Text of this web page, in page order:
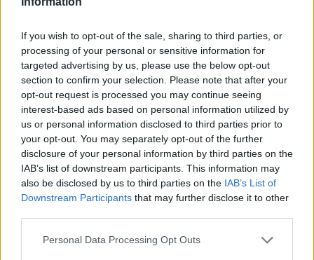
If you wish to opt-out of the sale, sharing to third parties, or
processing of your personal or sensitive information for
targeted advertising by us, please use the below opt-out
section to confirm your selection. Please note that after your
opt-out request is processed you may continue seeing
interest-based ads based on personal information utilized by
us or personal information disclosed to third parties prior to
your opt-out. You may separately opt-out of the further
disclosure of your personal information by third parties on the
IAB’s list of downstream participants. This information may
also be disclosed by us to third parties on the IAB’s List of
Downstream Participants that may further disclose it to other
Personal Data Processing Opt Outs
ακαδημαϊκή άποψη). Η πρώτη πλευρά του
πρώτου μου δίσκου (το 1992 στην Elfish)
Eurovisionπεριλάμβανε παραμορφωμένα “ποπ”
κομμάτια. Η δεύτερη πλευρά όμως του ίδιου
δίσκου,Otravision– δεν περίμενα καν τον επόμενο
μου δίσκο – είναι ένα μεγάλο κλικ, ένα γύρισμα στο
κουμπί που ισοπεδώνει ότι ακούσαμε στην πρώτη,
συνεχίστηκαν και τα κλικς ήταν ακόμα πιο μεγάλα